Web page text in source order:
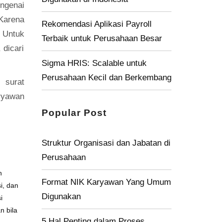
dicari
surat
dan
bila
Rekomendasi Aplikasi Payroll
Terbaik untuk Perusahaan Besar
Sigma HRIS: Scalable untuk
Perusahaan Kecil dan Berkembang
Popular Post
Struktur Organisasi dan Jabatan di
Perusahaan
Format NIK Karyawan Yang Umum
Digunakan